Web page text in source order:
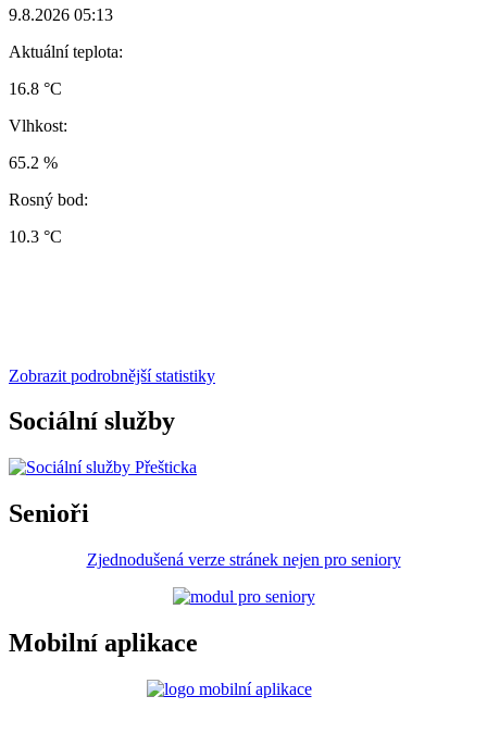
9.8.2026 05:13
Aktuální teplota:
16.8 °C
Vlhkost:
65.2 %
Rosný bod:
10.3 °C
Zobrazit podrobnější statistiky
Sociální služby
Senioři
Zjednodušená verze stránek nejen pro seniory
Mobilní aplikace